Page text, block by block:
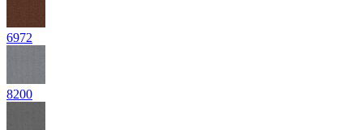
6972
8200